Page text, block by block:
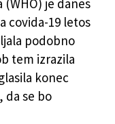
Ryan (ANSA)
je danes
covida-19 letos
podobno
tem izrazila
konec
da se bo